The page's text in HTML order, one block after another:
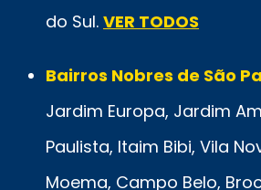
do Sul. VER TODOS
Bairros Nobres de São
Jardim Europa, Jardim
Paulista, Itaim Bibi, Vila
Moema, Campo Belo,